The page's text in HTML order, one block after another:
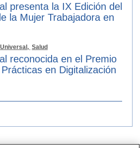
presenta la IX Edición del
la Mujer Trabajadora en
Salud
reconocida en el Premio
en Digitalización